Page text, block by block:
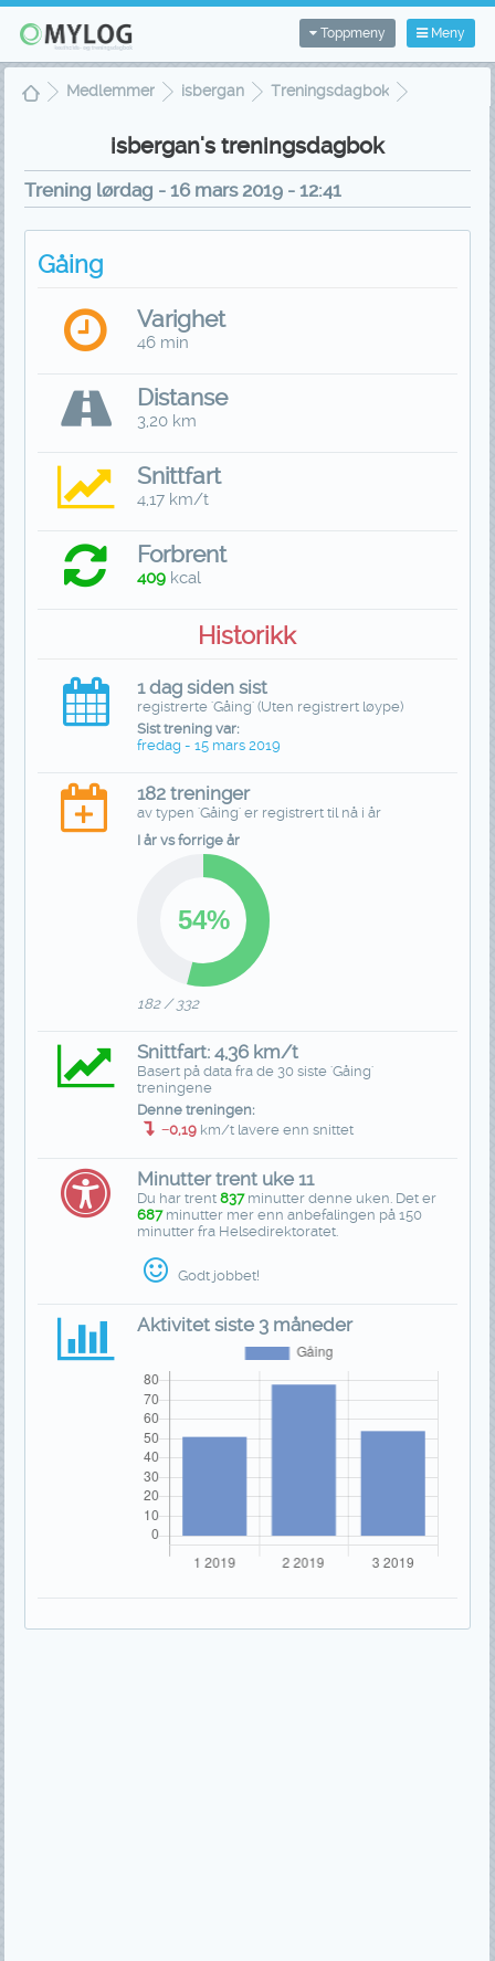
Meny
Toppmeny
Medlemmer isbergan
Treningsdagbok
isbergan's treningsdagbok
Trening lørdag - 16 mars 2019 - 12:41
Gåing
Varighet
46 min
Distanse
3,20 km
Snittfart
4,17 km/t
Forbrent
409 kcal
Historikk
1 dag siden sist
registrerte 'Gåing' (Uten registrert løype)
Sist trening var:
fredag - 15 mars 2019
182 treninger
av typen 'Gåing' er registrert til nå i år
I år vs forrige år
182 / 332
Snittfart: 4,36 km/t
Basert på data fra de 30 siste 'Gåing'
treningene
Denne treningen:
−0,19 km/t lavere enn snittet
Minutter trent uke 11
Du har trent837minutter denne uken. Det er
687minutter mer enn anbefalingen på 150
minutter fra Helsedirektoratet.
Godt jobbet!
Aktivitet siste 3 måneder